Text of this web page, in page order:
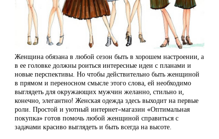
Женщина обязана в любой сезон быть в хорошем настроении, а
в ее головке должны роиться интересные идеи с планами и
новые перспективы. Но чтобы действительно быть женщиной
в прямом и переносном смысле этого слова, ей необходимо
выглядеть для окружающих мужчин желанно, стильно и,
конечно, элегантно! Женская одежда здесь выходит на первые
роли. Простой и уютный интернет–магазин «Оптимальная
покупка» готов помочь любой женщиной справиться с
задачами красиво выглядеть и быть всегда на высоте.